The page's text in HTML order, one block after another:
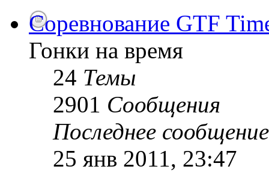
Соревнование GTF
Гонки на время
24 Темы
2901 Сообщения
Последнее сообщение
25 янв 2011, 23:47